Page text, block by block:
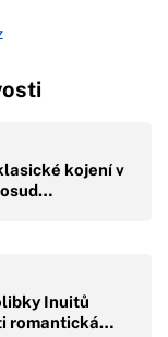
kojení v
Inuitů
romantická…